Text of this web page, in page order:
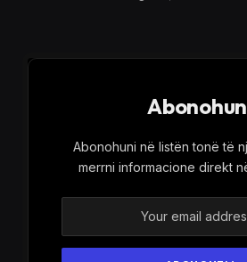
Abonohuni në listën tonë të
merrni informacione direkt